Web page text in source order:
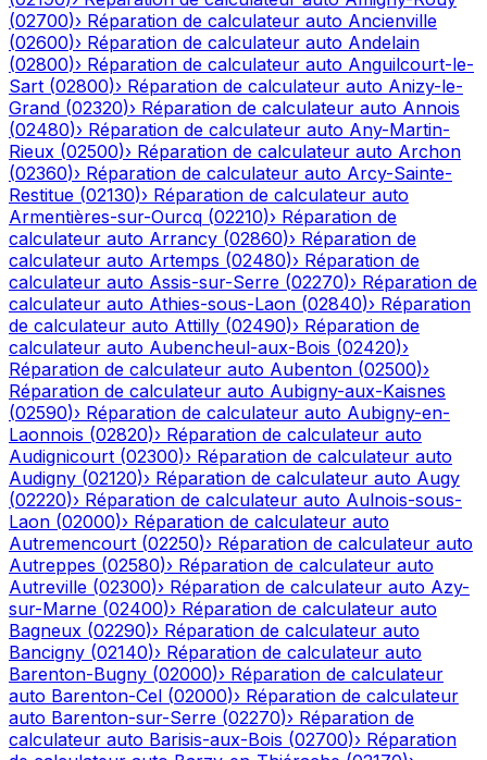
(02700)› Réparation de calculateur auto Ancienville
(02600)› Réparation de calculateur auto Andelain
(02800)› Réparation de calculateur auto Anguilcourt-le-
Sart (02800)› Réparation de calculateur auto Anizy-le-
Grand (02320)› Réparation de calculateur auto Annois
(02480)› Réparation de calculateur auto Any-Martin-
Rieux (02500)› Réparation de calculateur auto Archon
(02360)› Réparation de calculateur auto Arcy-Sainte-
Restitue (02130)› Réparation de calculateur auto
Armentières-sur-Ourcq (02210)› Réparation de
calculateur auto Arrancy (02860)› Réparation de
calculateur auto Artemps (02480)› Réparation de
calculateur auto Assis-sur-Serre (02270)› Réparation de
calculateur auto Athies-sous-Laon (02840)› Réparation
de calculateur auto Attilly (02490)› Réparation de
calculateur auto Aubencheul-aux-Bois (02420)›
Réparation de calculateur auto Aubenton (02500)›
Réparation de calculateur auto Aubigny-aux-Kaisnes
(02590)› Réparation de calculateur auto Aubigny-en-
Laonnois (02820)› Réparation de calculateur auto
Audignicourt (02300)› Réparation de calculateur auto
Audigny (02120)› Réparation de calculateur auto Augy
(02220)› Réparation de calculateur auto Aulnois-sous-
Laon (02000)› Réparation de calculateur auto
Autremencourt (02250)› Réparation de calculateur auto
Autreppes (02580)› Réparation de calculateur auto
Autreville (02300)› Réparation de calculateur auto Azy-
sur-Marne (02400)› Réparation de calculateur auto
Bagneux (02290)› Réparation de calculateur auto
Bancigny (02140)› Réparation de calculateur auto
Barenton-Bugny (02000)› Réparation de calculateur
auto Barenton-Cel (02000)› Réparation de calculateur
auto Barenton-sur-Serre (02270)› Réparation de
calculateur auto Barisis-aux-Bois (02700)› Réparation